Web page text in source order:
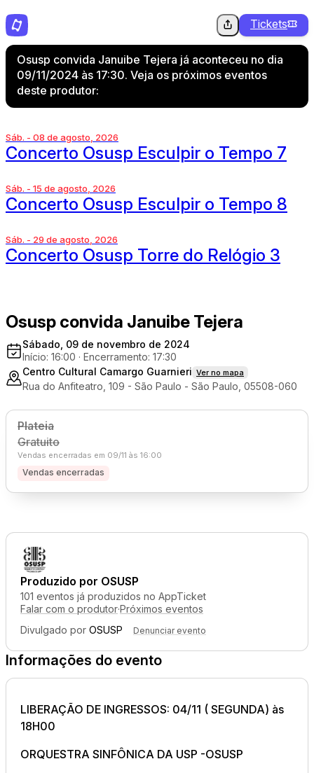
Tickets
Osusp convida Januibe Tejera já aconteceu no dia
09/11/2024 às 17:30. Veja os próximos eventos
deste produtor:
Sáb. - 08 de agosto, 2026
Concerto Osusp Esculpir o Tempo 7
Sáb. - 15 de agosto, 2026
Concerto Osusp Esculpir o Tempo 8
Sáb. - 29 de agosto, 2026
Concerto Osusp Torre do Relógio 3
Osusp convida Januibe Tejera
Sábado, 09 de novembro de 2024
Início: 16:00 · Encerramento: 17:30
Centro Cultural Camargo Guarnieri Ver no mapa
Rua do Anfiteatro, 109 - São Paulo - São Paulo, 05508-060
Produzido por OSUSP
101 eventos já produzidos no AppTicket
Falar com o produtor·Próximos eventos
Divulgado por OSUSP Denunciar evento
Informações do evento
LIBERAÇÃO DE INGRESSOS: 04/11 ( SEGUNDA) às
18H00
ORQUESTRA SINFÔNICA DA USP -OSUSP
Plateia
Gratuito
Vendas encerradas em 09/11 às 16:00
Vendas encerradas